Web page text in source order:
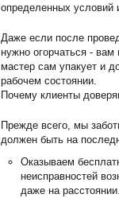
определенных условий
Даже если после
нужно огорчаться -
мастер сам упакует и
рабочем состоянии.
Почему клиенты
Прежде всего, мы
должен быть на
Оказываем
неисправностей
даже на расстоянии.